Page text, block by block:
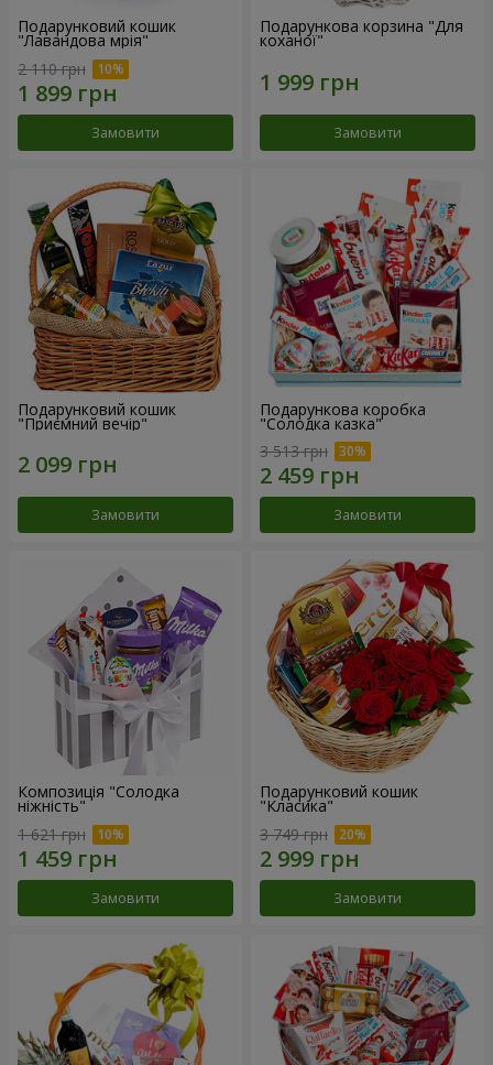
Подарунковий кошик
"Лавандова мрія"
2 110 грн
Замовити
Подарункова корзина "Для
коханої"
Замовити
Подарунковий кошик
"Приємний вечір"
Замовити
Подарункова коробка
"Солодка казка"
3 513 грн
Замовити
Композиція "Солодка
ніжність"
1 621 грн
Замовити
Подарунковий кошик
"Класика"
3 749 грн
Замовити